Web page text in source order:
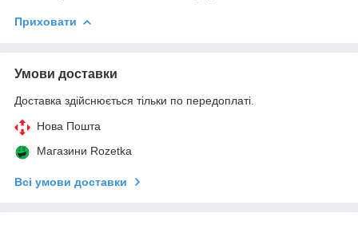
Приховати
Умови доставки
Доставка здійснюється тільки по передоплаті.
Нова Пошта
Магазини Rozetka
Всі умови доставки